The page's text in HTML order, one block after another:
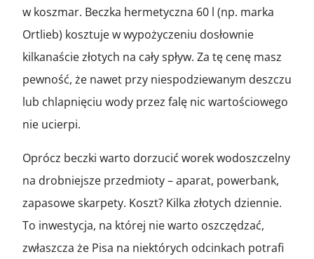
w koszmar. Beczka hermetyczna 60 l (np. marka
Ortlieb) kosztuje w wypożyczeniu dosłownie
kilkanaście złotych na cały spływ. Za tę cenę masz
pewność, że nawet przy niespodziewanym deszczu
lub chlapnięciu wody przez falę nic wartościowego
nie ucierpi.
Oprócz beczki warto dorzucić worek wodoszczelny
na drobniejsze przedmioty – aparat, powerbank,
zapasowe skarpety. Koszt? Kilka złotych dziennie.
To inwestycja, na której nie warto oszczędzać,
zwłaszcza że Pisa na niektórych odcinkach potrafi